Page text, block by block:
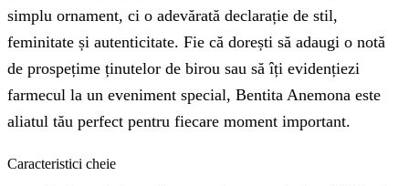
simplu ornament, ci o adevărată declarație de stil,
feminitate și autenticitate. Fie că dorești să adaugi o notă
de prospețime ținutelor de birou sau să îți evidențiezi
farmecul la un eveniment special, Bentita Anemona este
aliatul tău perfect pentru fiecare moment important.
Caracteristici cheie